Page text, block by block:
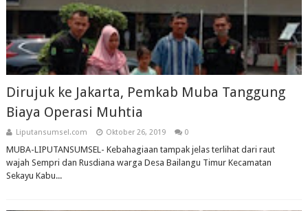
Dirujuk ke Jakarta, Pemkab Muba Tanggung
Biaya Operasi Muhtia
Liputansumsel.com Oktober 26, 2019 0
MUBA-LIPUTANSUMSEL- Kebahagiaan tampak jelas terlihat dari raut
wajah Sempri dan Rusdiana warga Desa Bailangu Timur Kecamatan
Sekayu Kabu...